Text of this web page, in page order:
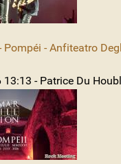
Pompéi - Anfiteatro
13:13 - Patrice Du